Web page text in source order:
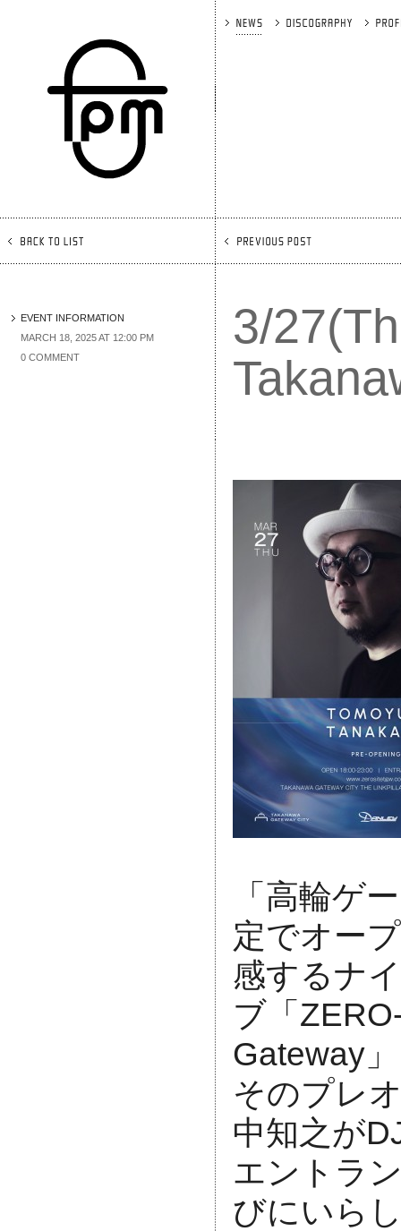
EVENT INFORMATION
MARCH 18, 2025 AT 12:00 PM
0 COMMENT
3/
「高輪ゲ
定でオー
感するナ
ブ「
Gateway
そのプレ
中知之が
エントラ
びにいら